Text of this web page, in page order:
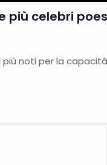
celebri
noti per la